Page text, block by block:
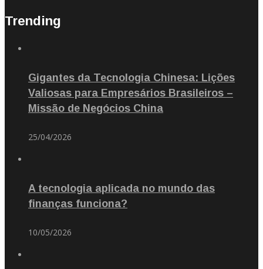
Trending
Gigantes da Tecnologia Chinesa: Lições
Valiosas para Empresários Brasileiros –
Missão de Negócios China
25/04/2026
A tecnologia aplicada no mundo das
finanças funciona?
10/05/2026